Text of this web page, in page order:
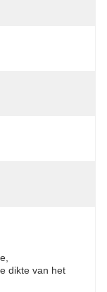
dikte van het